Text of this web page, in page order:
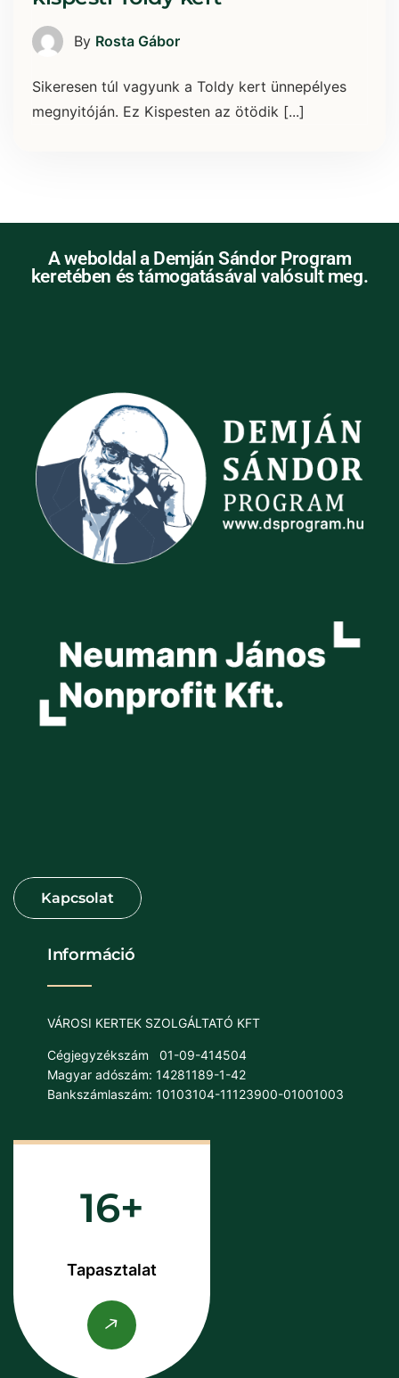
By Rosta Gábor
Sikeresen túl vagyunk a Toldy kert ünnepélyes
megnyitóján. Ez Kispesten az ötödik [...]
A weboldal a Demján Sándor Program
keretében és támogatásával valósult meg.
Információ
VÁROSI KERTEK SZOLGÁLTATÓ KFT
Cégjegyzékszám
01-09-414504
Magyar adószám: 14281189-1-42
Bankszámlaszám: 10103104-11123900-01001003
16
Tapasztalat